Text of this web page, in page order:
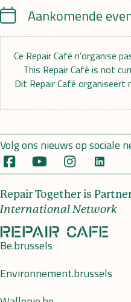
CalendarAankomende
Ce Repair Café n'organise
This Repair Café is not
Dit Repair Café organiseert
Volg ons nieuws op sociale
Repair Together is
International Network
Be.brussels
Environnement.brussels